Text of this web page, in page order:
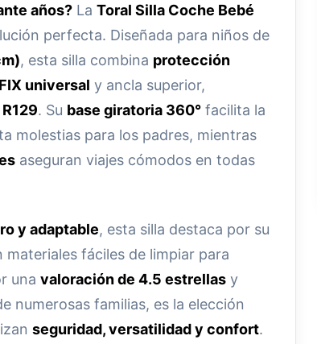
años? La Toral Silla Coche Bebé
perfecta. Diseñada para niños de
, esta silla combina protección
universal y ancla superior,
R129. Su base giratoria 360° facilita la
molestias para los padres, mientras
aseguran viajes cómodos en todas
y adaptable, esta silla destaca por su
materiales fáciles de limpiar para
una valoración de 4.5 estrellas y
numerosas familias, es la elección
seguridad, versatilidad y confort.